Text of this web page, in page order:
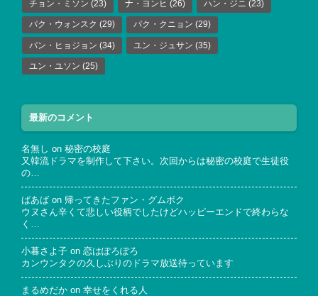
チョン・ミソン (23) ナ・ヨンヒ (26) ハン・ジニ (23)
パク・ウォンスク (29) パク・クニョン (29)
パン・ヒョジョン (34) ユン・ジュサン (35)
ユン・ユソン (25)
最新のコメント
名無し on 秘密の校庭
又韓流ドラマを制作して下さい。次回からは秘密の校庭で生徒役
の…
ばあば on 帰ってきたファン・グムボク
ウヌさん辛くて悲しい役柄でしたけどハッピーエンドで終わらな
く…
小暮さよ子 on 恋はぽろぽろ
カンウンタクの久しぶりのドラマ放送待っています
まるめだか on 幸せをくれる人